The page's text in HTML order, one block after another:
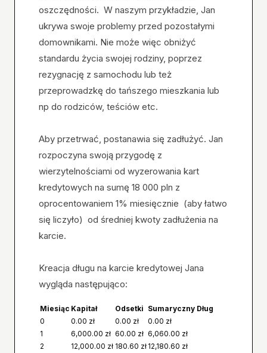
oszczędności. W naszym przykładzie, Jan
ukrywa swoje problemy przed pozostałymi
domownikami. Nie może więc obniżyć
standardu życia swojej rodziny, poprzez
rezygnację z samochodu lub też
przeprowadzkę do tańszego mieszkania lub
np do rodziców, teściów etc.
Aby przetrwać, postanawia się zadłużyć. Jan
rozpoczyna swoją przygodę z
wierzytelnościami od wyzerowania kart
kredytowych na sumę 18 000 pln z
oprocentowaniem 1% miesięcznie (aby łatwo
się liczyło) od średniej kwoty zadłużenia na
karcie.
Kreacja długu na karcie kredytowej Jana
wygląda następująco:
Miesiąc Kapitał Odsetki Sumaryczny Dług
0
0.00 zł 0.00 zł
0.00 zł
1
6,000.00 zł 60.00 zł 6,060.00 zł
2
12,000.00 zł 180.60 zł 12,180.60 zł